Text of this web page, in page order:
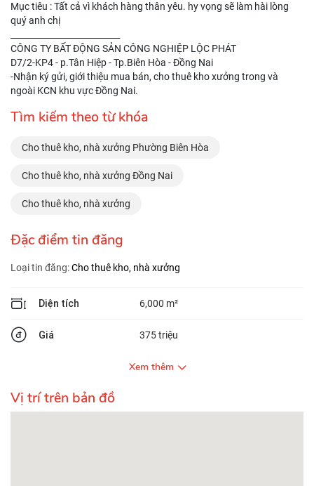
Mục tiêu : Tất cả vì khách hàng thân yêu. hy vọng sẽ làm hài lòng
quý anh chị
CÔNG TY BẤT ĐỘNG SẢN CÔNG NGHIỆP LỘC PHÁT
D7/2-KP4 - p.Tân Hiệp - Tp.Biên Hòa - Đồng Nai
-Nhận ký gửi, giới thiệu mua bán, cho thuê kho xưởng trong và
ngoài KCN khu vực Đồng Nai.
Tìm kiếm theo từ khóa
Cho thuê kho, nhà xưởng Phường Biên Hòa
Cho thuê kho, nhà xưởng Đồng Nai
Cho thuê kho, nhà xưởng
Đặc điểm tin đăng
Loại tin đăng:Cho thuê kho, nhà xưởng
Diện tích 6,000 m²
Giá 375 triệu
Xem thêm
Vị trí trên bản đồ